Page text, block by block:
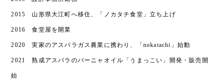
2015 山形県大江町へ移住、「ノカタチ食堂」立ち上げ
2016 食堂屋を開業
2020 実家のアスパラガス農業に携わり、「nokatachi」始動
2021 熟成アスパラのバーニャオイル「うまっこい」開発・販売開
始